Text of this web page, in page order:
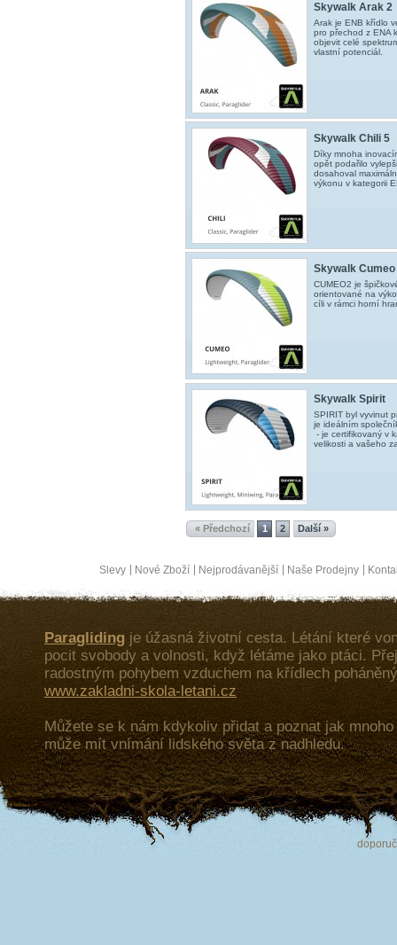
Skywalk Arak 2
Arak je ENB křídlo
pro přechod z ENA
objevit celé
vlastní potenciál.
Skywalk Chili 5
Díky mnoha
opět podařilo
dosahoval
výkonu v kategorii
Skywalk Cumeo
CUMEO2 je
orientované na
cíli v rámci horní
Skywalk Spirit
SPIRIT byl vyvinut
je ideálním
- je certifikovaný v
velikosti a vašeho
« Předchozí 1 2 Další »
Slevy Nové Zboží Nejprodávanější Naše Prodejny
Paragliding je úžasná životní cesta. Létání které
pocit svobody a volnosti, když létáme jako ptáci.
radostným pohybem vzduchem na křídlech
www.zakladni-skola-letani.cz
Můžete se k nám kdykoliv přidat a poznat jak
může mít vnímání lidského světa z nadhledu.